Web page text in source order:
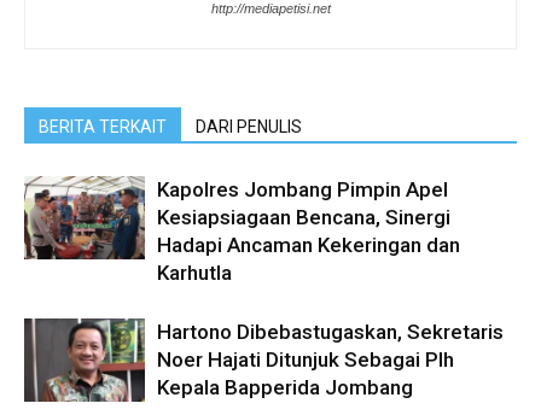
http://mediapetisi.net
BERITA TERKAIT DARI PENULIS
Kapolres Jombang Pimpin Apel
Kesiapsiagaan Bencana, Sinergi
Hadapi Ancaman Kekeringan dan
Karhutla
Hartono Dibebastugaskan, Sekretaris
Noer Hajati Ditunjuk Sebagai Plh
Kepala Bapperida Jombang